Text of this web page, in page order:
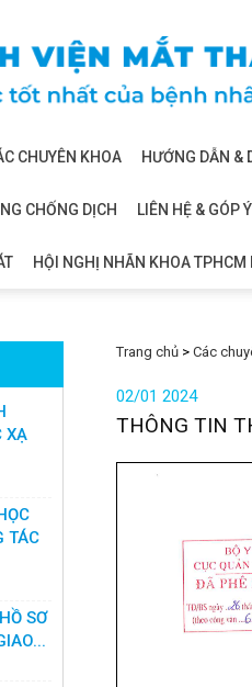
CHUYÊN KHOA HƯỚNG DẪN &
CHỐNG DỊCH LIÊN HỆ & GÓP Ý
HỘI NGHỊ NHÃN KHOA TPHCM
Trang chủ > Các
02/01 2024
THÔNG TIN
XẠ
TÁC
SƠ